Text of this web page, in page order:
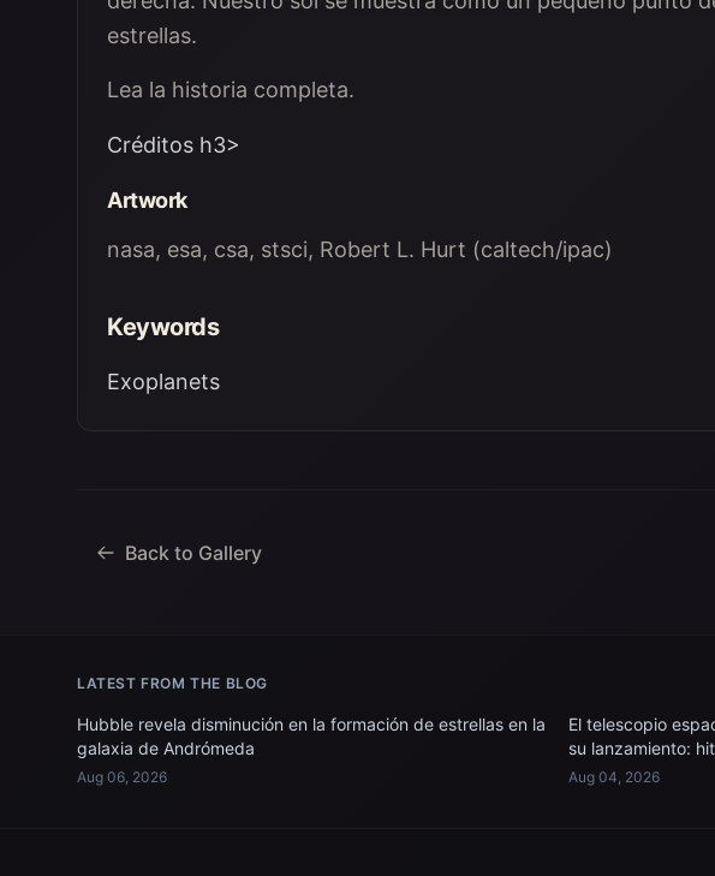
estrellas.
Lea la historia completa.
Créditos h3>
Artwork
nasa, esa, csa, stsci, Robert L. Hurt (caltech/ipac)
Keywords
Exoplanets
Back to Gallery
LATEST FROM THE BLOG
Hubble revela disminución en la formación de estrellas en la
galaxia de Andrómeda
Aug 06, 2026
El telescopio
su lanzamiento:
Aug 04, 2026